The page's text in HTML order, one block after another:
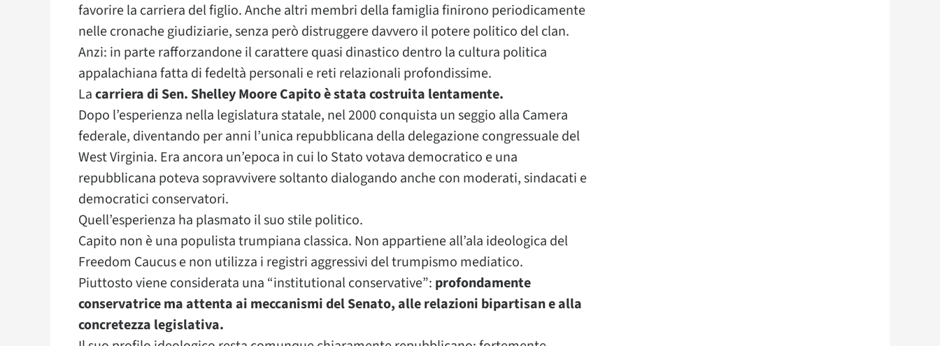
favorire la carriera del figlio. Anche altri membri della famiglia finirono periodicamente
nelle cronache giudiziarie, senza però distruggere davvero il potere politico del clan.
Anzi: in parte rafforzandone il carattere quasi dinastico dentro la cultura politica
appalachiana fatta di fedeltà personali e reti relazionali profondissime.
Lacarriera di Sen. Shelley Moore Capito è stata costruita lentamente.
Dopo l’esperienza nella legislatura statale, nel 2000 conquista un seggio alla Camera
federale, diventando per anni l’unica repubblicana della delegazione congressuale del
West Virginia. Era ancora un’epoca in cui lo Stato votava democratico e una
repubblicana poteva sopravvivere soltanto dialogando anche con moderati, sindacati e
democratici conservatori.
Quell’esperienza ha plasmato il suo stile politico.
Capito non è una populista trumpiana classica. Non appartiene all’ala ideologica del
Freedom Caucus e non utilizza i registri aggressivi del trumpismo mediatico.
Piuttosto viene considerata una “institutional conservative”: profondamente
conservatrice ma attenta ai meccanismi del Senato, alle relazioni bipartisan e alla
concretezza legislativa.